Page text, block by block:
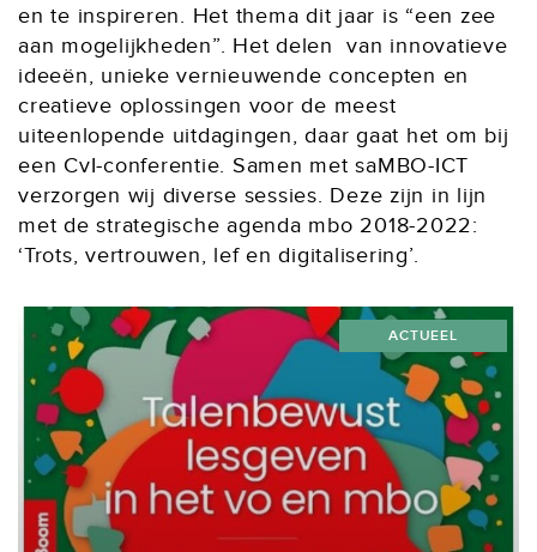
LID WORDEN
en te inspireren. Het thema dit jaar is “een zee
aan mogelijkheden”. Het delen van innovatieve
ideeën, unieke vernieuwende concepten en
creatieve oplossingen voor de meest
uiteenlopende uitdagingen, daar gaat het om bij
een CvI-conferentie. Samen met saMBO-ICT
verzorgen wij diverse sessies. Deze zijn in lijn
met de strategische agenda mbo 2018-2022:
‘Trots, vertrouwen, lef en digitalisering’.
ACTUEEL